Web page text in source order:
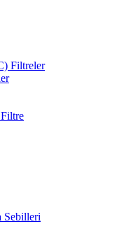
Filtreler
Sebilleri